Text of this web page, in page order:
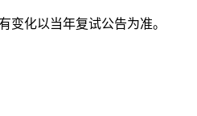
化以当年复试公告为准。